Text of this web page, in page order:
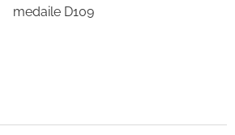
medaile D109